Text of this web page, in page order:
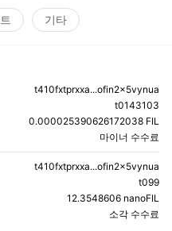
기타
t410fxtprxxa...ofin2x5vynua
t0143103
0.000025390626172038 FIL
마이너 수수료
t410fxtprxxa...ofin2x5vynua
t099
12.3548606 nanoFIL
소각 수수료